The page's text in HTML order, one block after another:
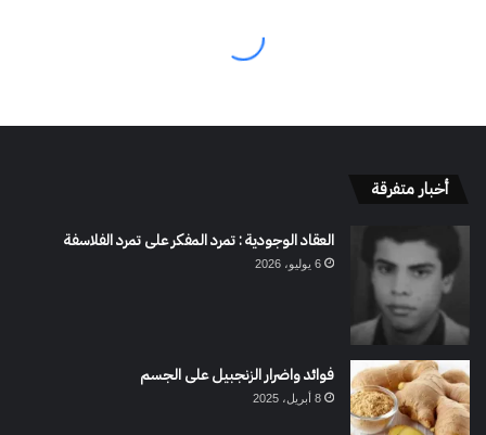
أخبار متفرقة
العقاد الوجودية : تمرد المفكر على تمرد الفلاسفة
6 يوليو، 2026
فوائد واضرار الزنجبيل على الجسم
8 أبريل، 2025